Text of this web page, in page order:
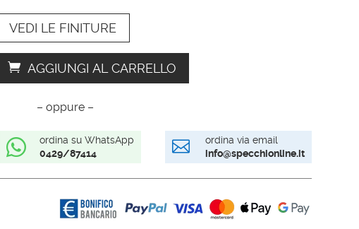
VEDI LE FINITURE
AGGIUNGI AL CARRELLO
– oppure –

ordina su WhatsApp
0429/87414

ordina via email
info@specchionline.it